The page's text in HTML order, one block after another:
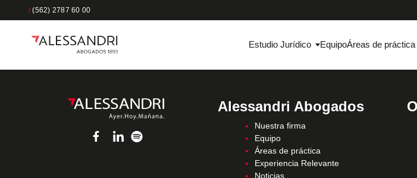
/(562) 2787 60 00
Estudio Jurídico EquipoÁreas de práctica
Alessandri Abogados
Nuestra firma
Equipo
Áreas de práctica
Experiencia Relevante
Noticias